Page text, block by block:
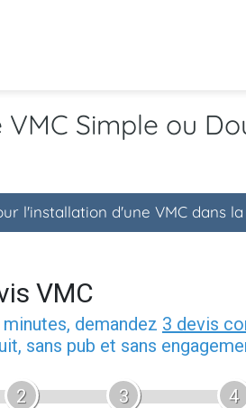
Simple ou
l'installation d'une VMC dans la
VMC
minutes, demandez 3 devis
sans pub et sans
2 3 4